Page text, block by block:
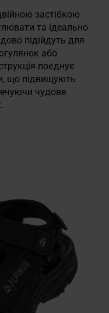
застібкою
та ідеально
підійдуть для
або
поєднує
що підвищують
чудове